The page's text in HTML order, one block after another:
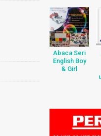
Abaca Seri
English Boy
& Girl